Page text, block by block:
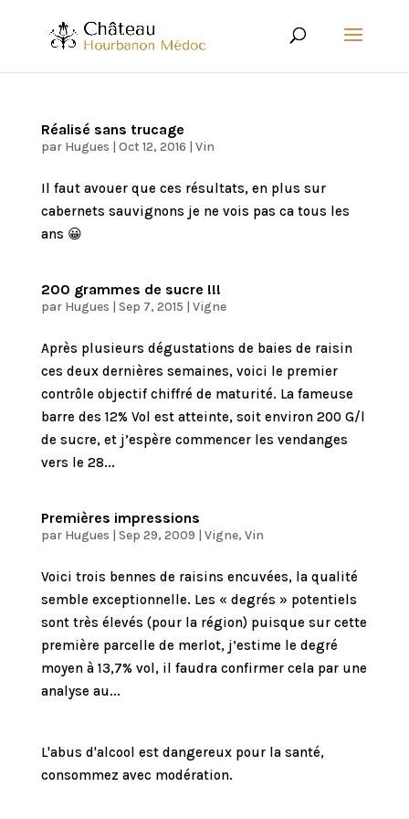
Réalisé sans trucage
par Hugues | Oct 12, 2016 | Vin
Il faut avouer que ces résultats, en plus sur
cabernets sauvignons je ne vois pas ca tous les
ans 😀
200 grammes de sucre !!!
par Hugues | Sep 7, 2015 | Vigne
Après plusieurs dégustations de baies de raisin
ces deux dernières semaines, voici le premier
contrôle objectif chiffré de maturité. La fameuse
barre des 12% Vol est atteinte, soit environ 200 G/l
de sucre, et j’espère commencer les vendanges
vers le 28...
Premières impressions
par Hugues | Sep 29, 2009 | Vigne, Vin
Voici trois bennes de raisins encuvées, la qualité
semble exceptionnelle. Les « degrés » potentiels
sont très élevés (pour la région) puisque sur cette
première parcelle de merlot, j’estime le degré
moyen à 13,7% vol, il faudra confirmer cela par une
analyse au...
L'abus d'alcool est dangereux pour la santé,
consommez avec modération.